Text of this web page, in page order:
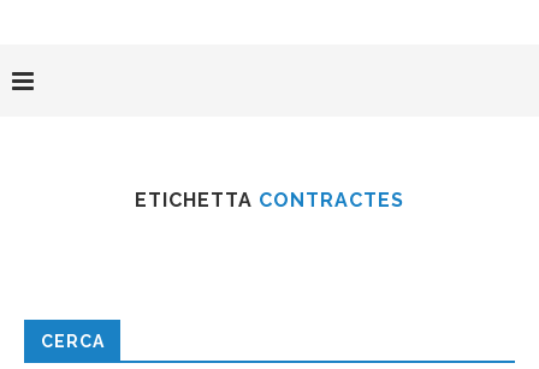
ETICHETTA CONTRACTES
CERCA